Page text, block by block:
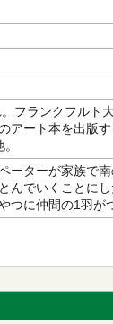
フランクフルト
アート本を出版
ーターが家族で
んでいくことに
つに仲間の1羽